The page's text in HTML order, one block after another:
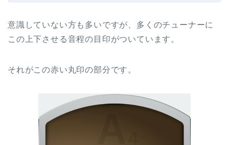
意識していない方も多いですが、多くのチューナーに
この上下させる音程の目印がついています。
それがこの赤い丸印の部分です。